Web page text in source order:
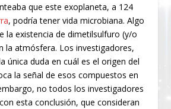
que este exoplaneta, a 124
, podría tener vida microbiana. Algo
la existencia de dimetilsulfuro (y/o
la atmósfera. Los investigadores,
única duda en cuál es el origen del
la señal de esos compuestos en
no todos los investigadores
esta conclusión, que consideran